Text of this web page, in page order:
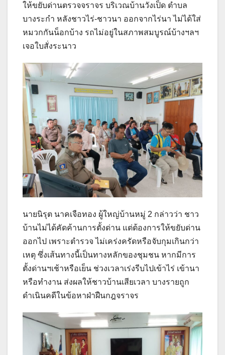
ให้ขยับด่านตรวจจราจร บริเวณบ้านวังเป็ด ตำบล
บางระกำ หลังชาวไร่-ชาวนา ออกจากไร่นา ไม่ได้ใส่
หมวกกันน็อกบ้าง รถไม่อยู่ในสภาพสมบูรณ์บ้างฯลฯ
เจอใบสั่งระนาว
นายนิรุต นาคเจือทอง ผู้ใหญ่บ้านหมู่ 2 กล่าวว่า ชาว
บ้านไม่ได้คัดค้านการตั้งด่าน แต่ต้องการให้ขยับด่าน
ออกไป เพราะตำรวจ ไม่เคร่งครัดหรือจับกุมเกินกว่า
เหตุ ซึ่งเส้นทางนี้เป็นทางหลักของชุมชน หากมีการ
ตั้งด่านฯเช้าหรือเย็น ช่วงเวลาเร่งรีบไปเข้าไร่ เข้านา
หรือทำงาน ส่งผลให้ชาวบ้านเสียเวลา บางรายถูก
ดำเนินคดีในข้อหาฝ่าฝืนกฎจราจร